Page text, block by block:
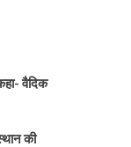
वैदिक
की